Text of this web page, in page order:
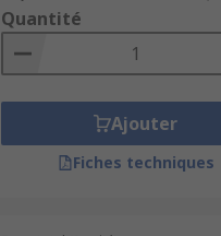
Quantité
Ajouter
Fiches techniques